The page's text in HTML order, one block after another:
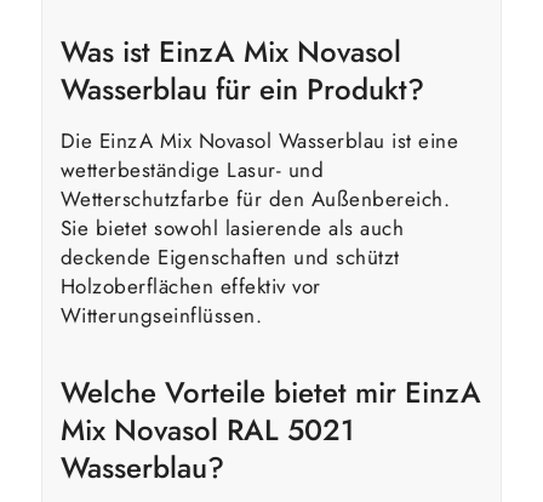
Was ist EinzA Mix Novasol
Wasserblau für ein Produkt?
Die EinzA Mix Novasol Wasserblau ist eine
wetterbeständige Lasur- und
Wetterschutzfarbe für den Außenbereich.
Sie bietet sowohl lasierende als auch
deckende Eigenschaften und schützt
Holzoberflächen effektiv vor
Witterungseinflüssen.
Welche Vorteile bietet mir EinzA
Mix Novasol RAL 5021
Wasserblau?